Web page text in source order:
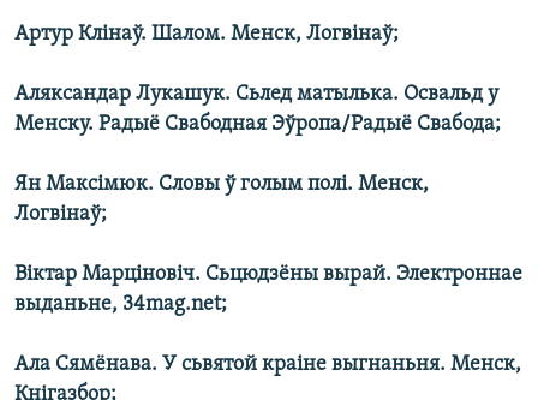
Артур Клінаў. Шалом. Менск, Логвінаў;
Аляксандар Лукашук. Сьлед матылька. Освальд у
Менску. Радыё Свабодная Эўропа/Радыё Свабода;
Ян Максімюк. Словы ў голым полі. Менск,
Логвінаў;
Віктар Марціновіч. Сьцюдзёны вырай. Электроннае
выданьне, 34mag.net;
Ала Сямёнава. У сьвятой краіне выгнаньня. Менск,
Кнігазбор;